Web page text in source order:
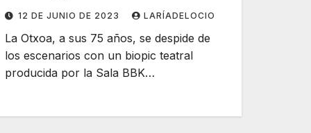
12 DE JUNIO DE 2023 LARÍADELOCIO
La Otxoa, a sus 75 años, se despide de
los escenarios con un biopic teatral
producida por la Sala BBK…